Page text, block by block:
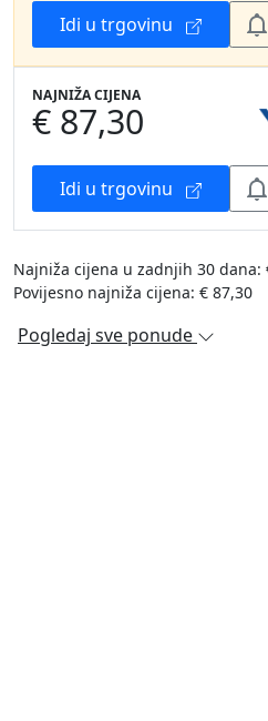
Idi u trgovinu
NAJNIŽA CIJENA
€ 87,30
Idi u trgovinu
Najniža cijena u zadnjih 30 dana:
Povijesno najniža cijena: € 87,30
Pogledaj sve ponude